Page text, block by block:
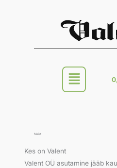
Main
Menu
Meist
Kes on Valent
Valent OÜ asutamine jääb